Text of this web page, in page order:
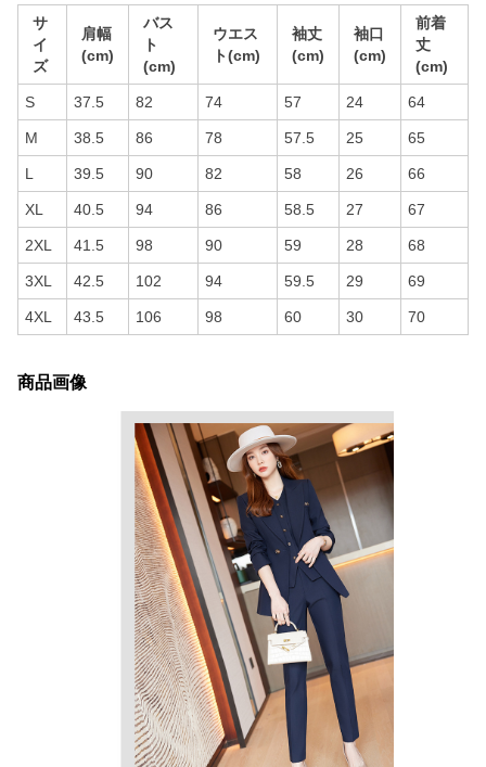
サ
イ
ズ
肩幅
(cm)
バス
ト
(cm)
ウエス
ト(cm)
袖丈
(cm)
袖口
(cm)
前着
丈
(cm)
S 37.5 82 74 57 24 64
M 38.5 86 78 57.5 25 65
L 39.5 90 82 58 26 66
XL 40.5 94 86 58.5 27 67
2XL 41.5 98 90 59 28 68
3XL 42.5 102 94 59.5 29 69
4XL 43.5 106 98 60 30 70
商品画像